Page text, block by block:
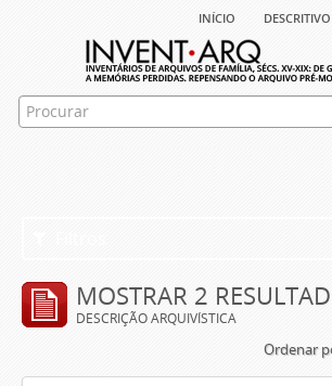
início descritivo
MOSTRAR 2
DESCRIÇÃO ARQUIVÍSTICA
Ordenar